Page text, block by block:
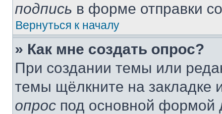
подпись в форме отправки
Вернуться к началу
» Как мне создать опрос?
При создании темы или
темы щёлкните на
опрос под основной формой